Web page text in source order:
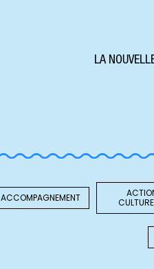
LA
ACCOMPAGNEMENT